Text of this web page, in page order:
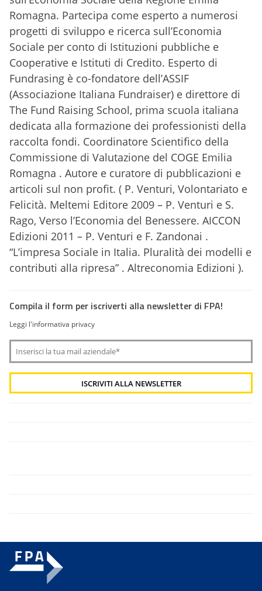
Romagna. Partecipa come esperto a numerosi
progetti di sviluppo e ricerca sull’Economia
Sociale per conto di Istituzioni pubbliche e
Cooperative e Istituti di Credito. Esperto di
Fundrasing è co-fondatore dell’ASSIF
(Associazione Italiana Fundraiser) e direttore di
The Fund Raising School, prima scuola italiana
dedicata alla formazione dei professionisti della
raccolta fondi. Coordinatore Scientifico della
Commissione di Valutazione del COGE Emilia
Romagna . Autore e curatore di pubblicazioni e
articoli sul non profit. ( P. Venturi, Volontariato e
Felicità. Meltemi Editore 2009 – P. Venturi e S.
Rago, Verso l’Economia del Benessere. AICCON
Edizioni 2011 – P. Venturi e F. Zandonai .
“L’impresa Sociale in Italia. Pluralità dei modelli e
contributi alla ripresa” . Altreconomia Edizioni ).
Compila il form per iscriverti alla newsletter di FPA!
Leggi l'informativa privacy